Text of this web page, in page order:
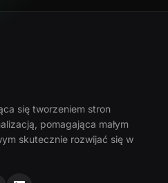
się tworzeniem stron
pomagająca małym
skutecznie rozwijać się w